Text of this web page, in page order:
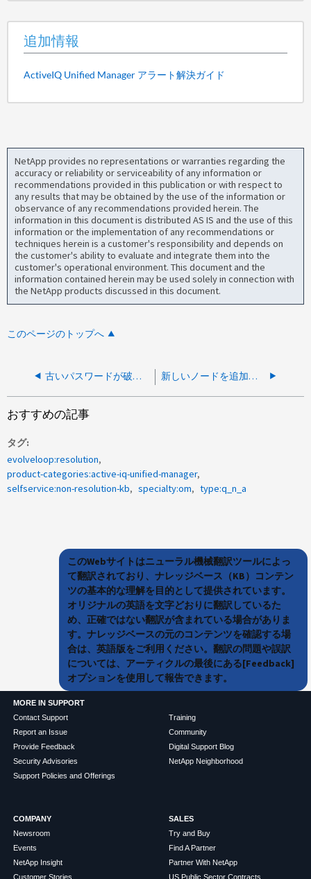
追加情報
ActiveIQ Unified Manager アラート解決ガイド
NetApp provides no representations or warranties regarding the
accuracy or reliability or serviceability of any information or
recommendations provided in this publication or with respect to
any results that may be obtained by the use of the information or
observance of any recommendations provided herein. The
information in this document is distributed AS IS and the use of this
information or the implementation of any recommendations or
techniques herein is a customer's responsibility and depends on
the customer's ability to evaluate and integrate them into the
customer's operational environment. This document and the
information contained herein may be used solely in connection with
the NetApp products discussed in this document.
このページのトップへ
古いパスワードが破損している場合は、Unified Manager 9.7P1でJBossパスワードをリセットします 新しいノードを追加したあとにAIQUMでボリュームのリストアがMCCでJavaエラーで失敗する
おすすめの記事
タグ
evolveloop:resolution
product-categories:active-iq-unified-manager
selfservice:non-resolution-kb
specialty:om type:q_n_a
このWebサイトはニューラル機械翻訳ツールによっ
て翻訳されており、ナレッジベース（KB）コンテン
ツの基本的な理解を目的として提供されています。
オリジナルの英語を文字どおりに翻訳しているた
め、正確ではない翻訳が含まれている場合がありま
す。ナレッジベースの元のコンテンツを確認する場
合は、英語版をご利用ください。翻訳の問題や誤訳
については、アーティクルの最後にある[Feedback]
オプションを使用して報告できます。
MORE IN SUPPORT
Contact Support
Report an Issue
Provide Feedback
Security Advisories
Support Policies and Offerings
Training
Community
Digital Support Blog
NetApp Neighborhood
COMPANY
Newsroom
Events
NetApp Insight
Customer Stories
SALES
Try and Buy
Find A Partner
Partner With NetApp
US Public Sector Contracts